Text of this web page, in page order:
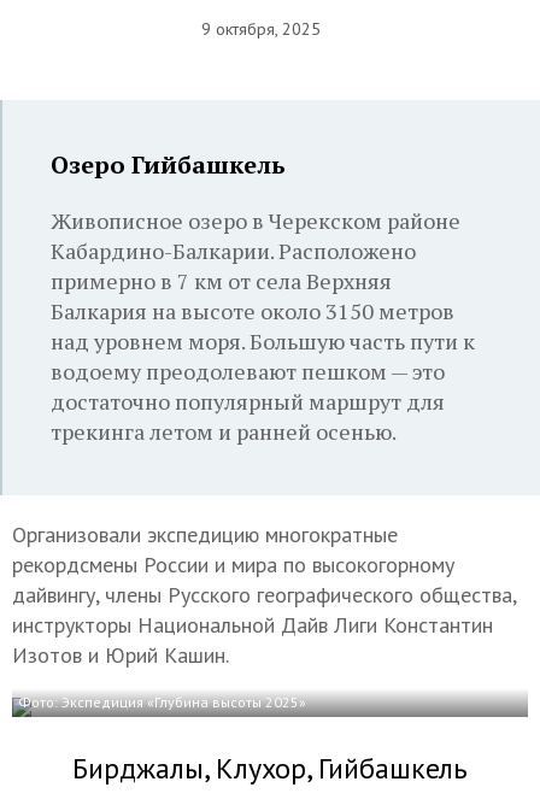
9 октября, 2025
Озеро Гийбашкель
Живописное озеро в Черекском районе
Кабардино-Балкарии. Расположено
примерно в 7 км от села Верхняя
Балкария на высоте около 3150 метров
над уровнем моря. Большую часть пути к
водоему преодолевают пешком — это
достаточно популярный маршрут для
трекинга летом и ранней осенью.
Организовали экспедицию многократные
рекордсмены России и мира по высокогорному
дайвингу, члены Русского географического общества,
инструкторы Национальной Дайв Лиги Константин
Изотов и Юрий Кашин.
Фото: Экспедиция «Глубина высоты 2025»
Бирджалы, Клухор, Гийбашкель